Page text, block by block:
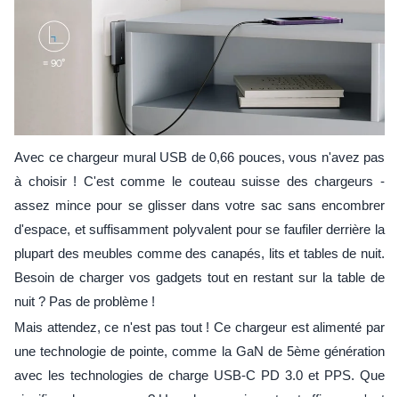
Avec ce chargeur mural USB de 0,66 pouces, vous n'avez pas
à choisir ! C'est comme le couteau suisse des chargeurs -
assez mince pour se glisser dans votre sac sans encombrer
d'espace, et suffisamment polyvalent pour se faufiler derrière la
plupart des meubles comme des canapés, lits et tables de nuit.
Besoin de charger vos gadgets tout en restant sur la table de
nuit ? Pas de problème !
Mais attendez, ce n'est pas tout ! Ce chargeur est alimenté par
une technologie de pointe, comme la GaN de 5ème génération
avec les technologies de charge USB-C PD 3.0 et PPS. Que